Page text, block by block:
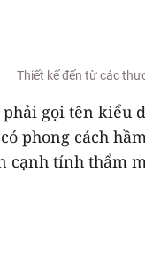
Thiết kế đến từ các
gọi tên
phong cách
cạnh tính